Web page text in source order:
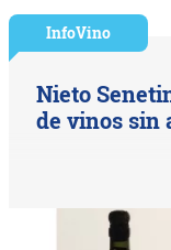
InfoVino
Nieto
de vinos sin